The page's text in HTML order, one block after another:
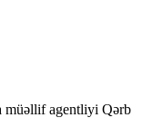
müəllif agentliyi Qərb